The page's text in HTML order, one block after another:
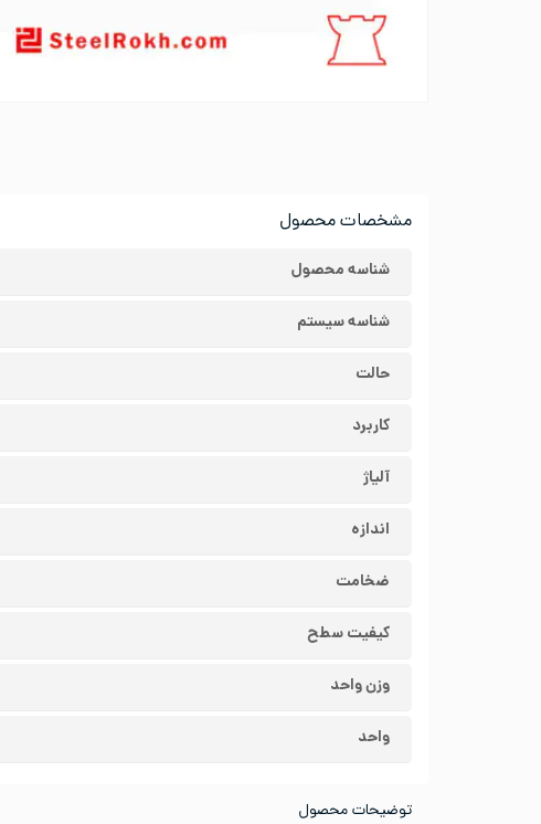
مشخصات محصول
شناسه محصول
شناسه سیستم
حالت
کاربرد
آلیاژ
اندازه
ضخامت
کیفیت سطح
وزن واحد
واحد
توضیحات محصول